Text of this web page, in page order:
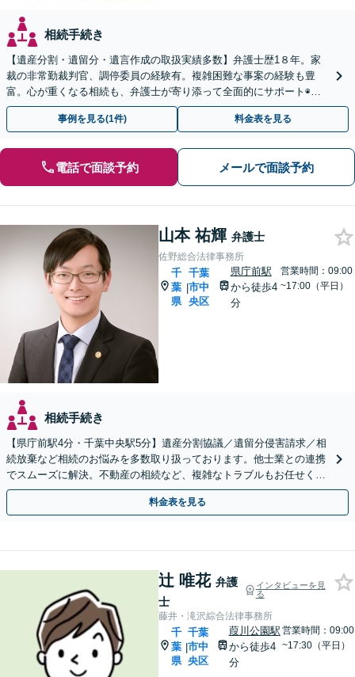
相続手続き
【遺産分割・遺留分・遺言作成の取扱実績多数】弁護士歴1８年。家
裁の非常勤裁判官、調停委員の経験有。複雑困難な事案の経験も豊
富。心が重くなる相続も、弁護士が寄り添って全面的にサポート◉オ
ンライン相談可◉ 【千葉駅徒歩13分】
事例を見る(1件) 料金表を見る
電話で面談予約 メールで面談予約
山本 祐輝 弁護士
佐野総合法律事務所
千
葉
県
|
千葉
市中
央区
県庁前駅
から徒歩4
分
営業時間：09:00
~17:00（平日）
相続手続き
【県庁前駅4分・千葉中央駅5分】遺産分割協議／遺留分侵害請求／相
続放棄など相続のお悩みを多数取り扱っております。他士業との連携
でスムーズに解決。不動産の相続など、複雑なトラブルもお任せくだ
さい。【初回面談相談30分無料】
料金表を見る
辻 唯花 弁護
士
インタビューを見
る
藤井・滝沢綜合法律事務所
千
葉
県
|
千葉
市中
央区
葭川公園駅
から徒歩4
分
営業時間：09:00
~17:30（平日）